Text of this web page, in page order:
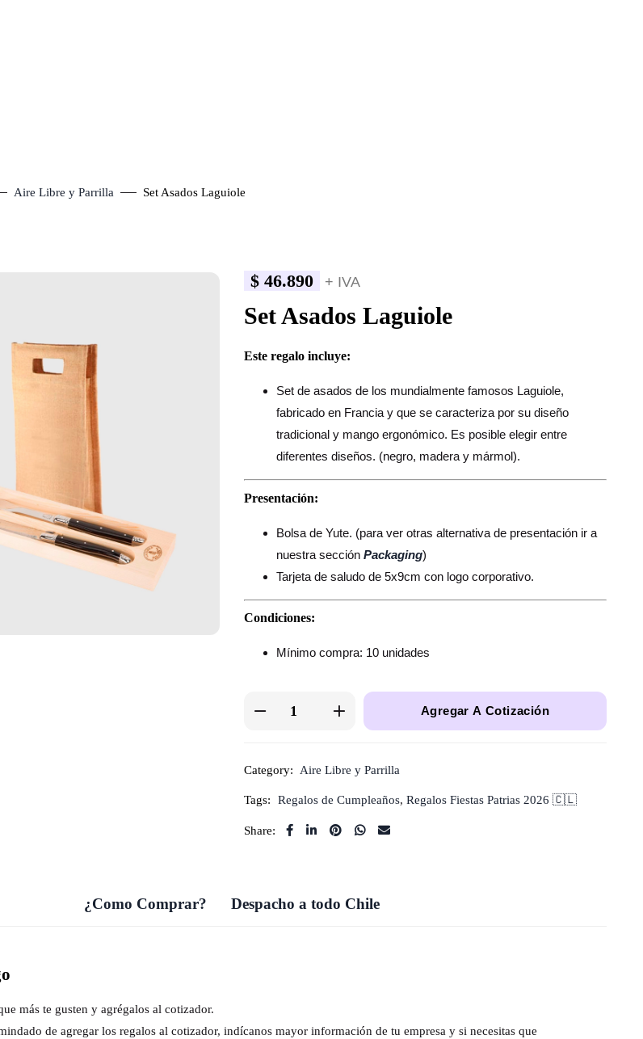
Aire Libre y Parrilla Set Asados Laguiole
$ 46.890 + IVA
Set Asados Laguiole
Este regalo incluye:
Set de asados de los mundialmente famosos Laguiole,
fabricado en Francia y que se caracteriza por su diseño
tradicional y mango ergonómico. Es posible elegir entre
diferentes diseños. (negro, madera y mármol).
Presentación:
Bolsa de Yute. (para ver otras alternativa de presentación ir a
nuestra sección Packaging)
Tarjeta de saludo de 5x9cm con logo corporativo.
Condiciones:
Mínimo compra: 10 unidades
Agregar A Cotización
Category: Aire Libre y Parrilla
Tags: Regalos de Cumpleaños, Regalos Fiestas Patrias 2026 🇨🇱
Share:
¿Como Comprar? Despacho a todo Chile
más te gusten y agrégalos al cotizador.
de agregar los regalos al cotizador, indícanos mayor información de tu empresa y si necesitas que